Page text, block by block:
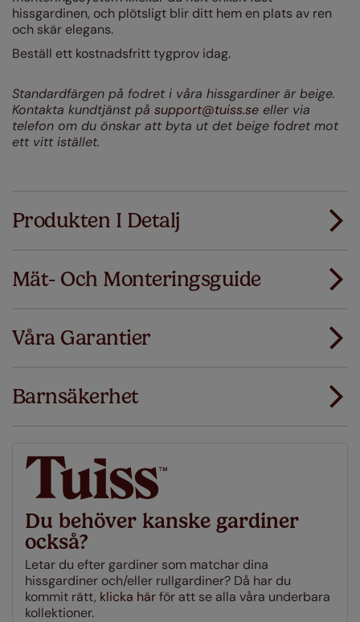
hissgardinen, och plötsligt blir ditt hem en plats av ren
och skär elegans.
Beställ ett kostnadsfritt tygprov idag.
Standardfärgen på fodret i våra hissgardiner är beige.
Kontakta kundtjänst på support@tuiss.se eller via
telefon om du önskar att byta ut det beige fodret mot
ett vitt istället.
Produkten I Detalj
Mät- Och Monteringsguide
Ladda ner instruktioner
Våra Garantier
första gången ersätter vi dem med rätt storlek.
Barnsäkerhet
Du behöver kanske gardiner
också?
Letar du efter gardiner som matchar dina
hissgardiner och/eller rullgardiner? Då har du
kommit rätt, klicka härför att se alla våra underbara
kollektioner.